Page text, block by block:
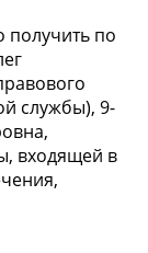
по
службы), 9-
входящей в